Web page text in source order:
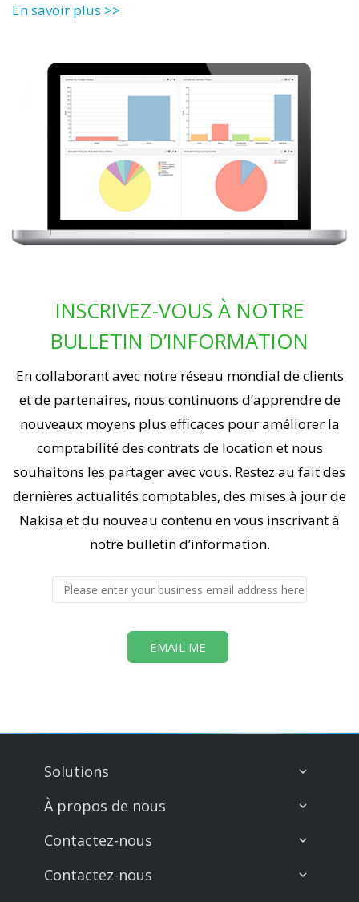
En savoir plus >>
INSCRIVEZ-VOUS À NOTRE
BULLETIN D’INFORMATION
En collaborant avec notre réseau mondial de clients
et de partenaires, nous continuons d’apprendre de
nouveaux moyens plus efficaces pour améliorer la
comptabilité des contrats de location et nous
souhaitons les partager avec vous. Restez au fait des
dernières actualités comptables, des mises à jour de
Nakisa et du nouveau contenu en vous inscrivant à
notre bulletin d’information.
Business Email*
Solutions
À propos de nous
Contactez-nous
Contactez-nous